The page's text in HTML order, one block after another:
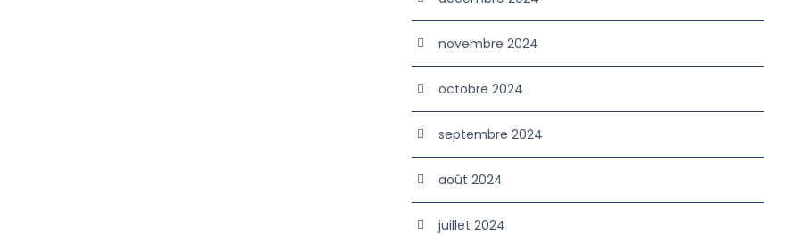
novembre 2024
octobre 2024
septembre 2024
août 2024
juillet 2024